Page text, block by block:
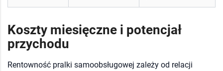
Koszty miesięczne i potencjał
przychodu
Rentowność pralki samoobsługowej zależy od relacji